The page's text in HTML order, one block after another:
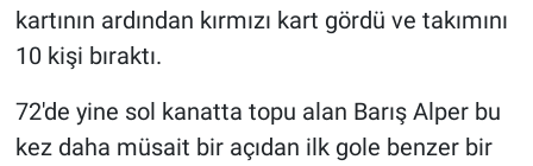
kartının ardından kırmızı kart gördü ve takımını
10 kişi bıraktı.
72'de yine sol kanatta topu alan Barış Alper bu
kez daha müsait bir açıdan ilk gole benzer bir